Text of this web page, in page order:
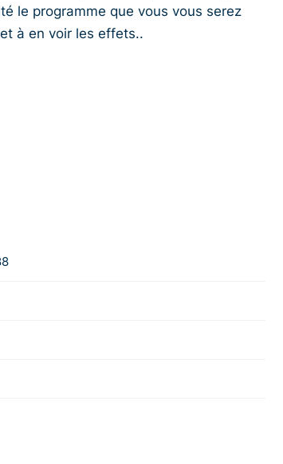
le programme que vous vous serez
à en voir les effets..